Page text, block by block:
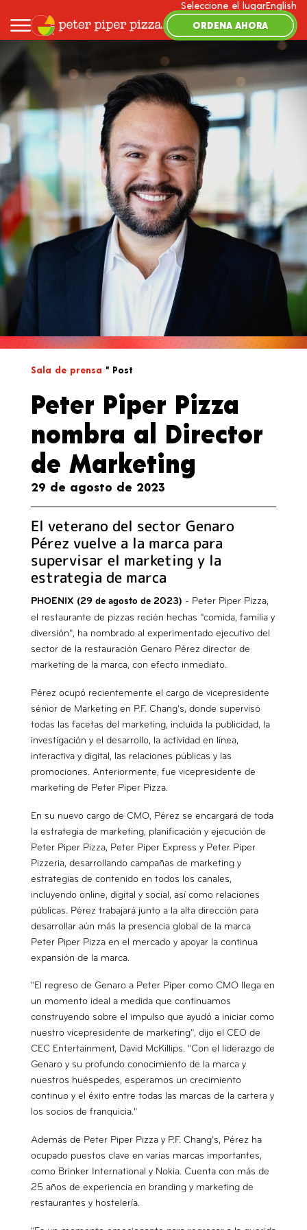
Seleccione el lugarEnglish
ORDENA AHORA
Sala de prensa " Post
Peter Piper Pizza
nombra al Director
de Marketing
29 de agosto de 2023
El veterano del sector Genaro
Pérez vuelve a la marca para
supervisar el marketing y la
estrategia de marca
PHOENIX (29 de agosto de 2023) - Peter Piper Pizza,
el restaurante de pizzas recién hechas "comida, familia y
diversión", ha nombrado al experimentado ejecutivo del
sector de la restauración Genaro Pérez director de
marketing de la marca, con efecto inmediato.
Pérez ocupó recientemente el cargo de vicepresidente
sénior de Marketing en P.F. Chang's, donde supervisó
todas las facetas del marketing, incluida la publicidad, la
investigación y el desarrollo, la actividad en línea,
interactiva y digital, las relaciones públicas y las
promociones. Anteriormente, fue vicepresidente de
marketing de Peter Piper Pizza.
En su nuevo cargo de CMO, Pérez se encargará de toda
la estrategia de marketing, planificación y ejecución de
Peter Piper Pizza, Peter Piper Express y Peter Piper
Pizzeria, desarrollando campañas de marketing y
estrategias de contenido en todos los canales,
incluyendo online, digital y social, así como relaciones
públicas. Pérez trabajará junto a la alta dirección para
desarrollar aún más la presencia global de la marca
Peter Piper Pizza en el mercado y apoyar la continua
expansión de la marca.
"El regreso de Genaro a Peter Piper como CMO llega en
un momento ideal a medida que continuamos
construyendo sobre el impulso que ayudó a iniciar como
nuestro vicepresidente de marketing", dijo el CEO de
CEC Entertainment, David McKillips. "Con el liderazgo de
Genaro y su profundo conocimiento de la marca y
nuestros huéspedes, esperamos un crecimiento
continuo y el éxito entre todas las marcas de la cartera y
los socios de franquicia."
Además de Peter Piper Pizza y P.F. Chang's, Pérez ha
ocupado puestos clave en varias marcas importantes,
como Brinker International y Nokia. Cuenta con más de
25 años de experiencia en branding y marketing de
restaurantes y hostelería.